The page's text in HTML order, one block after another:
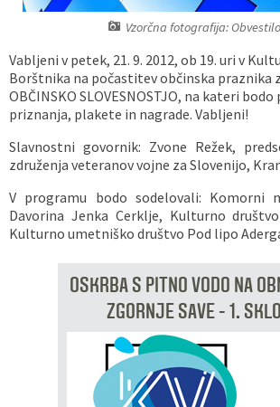
Vzorčna fotografija: Obvestilo
Vabljeni v petek, 21. 9. 2012, ob 19. uri v
Borštnika na počastitev občinska praznika z
OBČINSKO SLOVESNOSTJO, na kateri
priznanja, plakete in nagrade. Vabljeni!
Slavnostni govornik: Zvone Režek,
združenja veteranov vojne za Slovenijo,
V programu bodo sodelovali: Komorni
Davorina Jenka Cerklje, Kulturno
Kulturno umetniško društvo Pod lipo
OSKRBA S PITNO VODO NA
ZGORNJE SAVE - 1.
Častno razsodišče
Medobčinski inšpektorat
Gasilstvo, zaščita in reševanje
Načrt ravnanja s stvarnim premoženjem
MojaObčina.si
Dokumenti v javni obravnavi